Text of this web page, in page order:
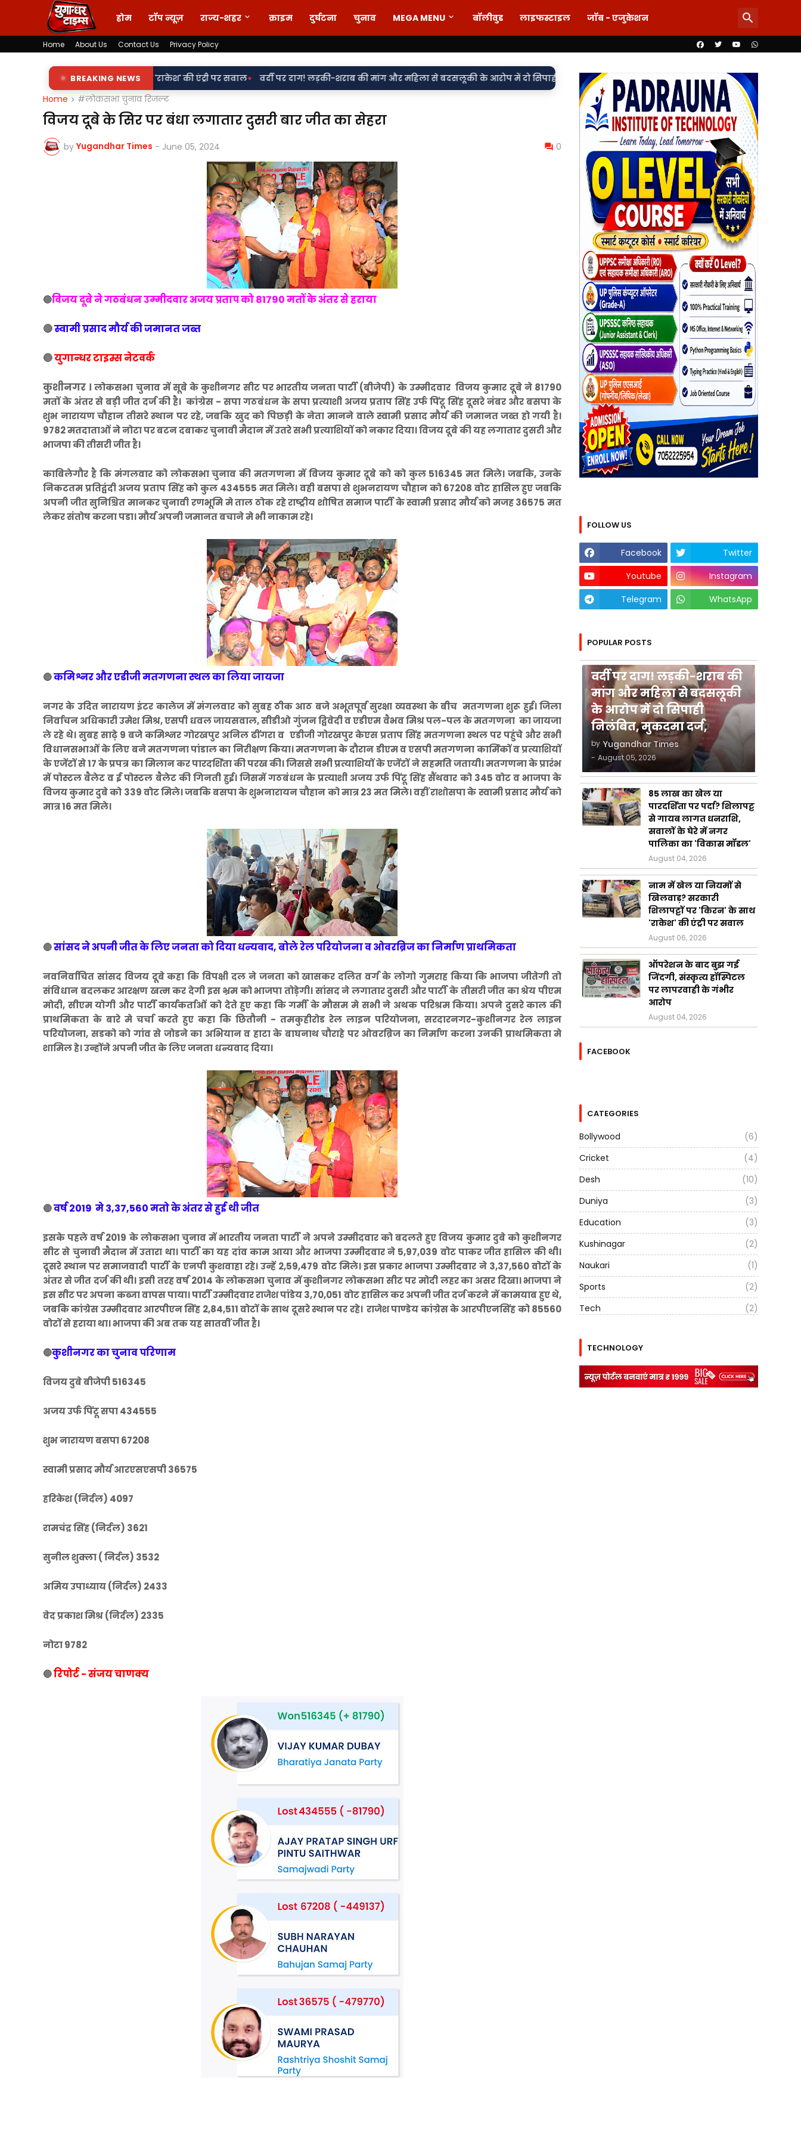
होम टॉप न्यूज़ राज्य-शहर क्राइम दुर्घटना चुनाव MEGA MENU बॉलीवुड लाइफस्टाइल जॉब - एजुकेशन
Home About Us Contact Us Privacy Policy
BREAKING NEWS
पर 'किरन' के साथ 'राकेश' की एंट्री पर सवाल• वर्दी पर दाग! लड़की-शराब की मांग और महिला से बदसलूकी के आरोप में दो सिपाही निलंबित, मुकदमा दर्ज, 85 लाख का खेल या पारदर्शिता पर पर्दा? शिलापट्ट से
Home #लोकसभा चुनाव रिजल्ट
विजय दूबे के सिर पर बंधा लगातार दुसरी बार जीत का सेहरा
by Yugandhar Times - June 05, 2024 0
🔵विजय दूबे ने गठबंधन उम्मीदवार अजय प्रताप को 81790 मतों के अंतर से हराया
🔴स्वामी प्रसाद मौर्य की जमानत जब्त
🔵युगान्धर टाइम्स नेटवर्क
कुशीनगर ।लोकसभा चुनाव में सूबे के कुशीनगर सीट पर भारतीय जनता पार्टी (बीजेपी) के उम्मीदवार विजय कुमार दूबे ने 81790
मतों के अंतर से बड़ी जीत दर्ज की है। कांग्रेस - सपा गठबंधन के सपा प्रत्याशी अजय प्रताप सिंह उर्फ पिंटू सिंह दूसरे नंबर और बसपा के
शुभ नारायण चौहान तीसरे स्थान पर रहे, जबकि खुद को पिछड़ी के नेता मानने वाले स्वामी प्रसाद मौर्य की जमानत जब्त हो गयी है।
9782 मतदाताओं ने नोटा पर बटन दबाकर चुनावी मैदान में उतरे सभी प्रत्याशियों को नकार दिया।विजय दूबे की यह लगातार दुसरी और
भाजपा की तीसरी जीत है।
काबिलेगौर है कि मंगलवार को लोकसभा चुनाव की मतगणना में विजय कुमार दूबे को को कुल 516345 मत मिले। जबकि, उनके
निकटतम प्रतिद्वंदी अजय प्रताप सिंह को कुल 434555 मत मिले। वही बसपा से शुभनरायण चौहान को 67208 वोट हासिल हुए जबकि
अपनी जीत सुनिश्चित मानकर चुनावी रणभूमि मे ताल ठोक रहे राष्ट्रीय शोषित समाज पार्टी के स्वामी प्रसाद मौर्य को मजह 36575 मत
लेकर संतोष करना पडा। मौर्य अपनी जमानत बचाने मे भी नाकाम रहे।
🔴कमिश्नर और एडीजी मतगणना स्थल का लिया जायजा
नगर के उदित नारायण इंटर कालेज में मंगलवार को सुबह ठीक आठ बजे अभूतपूर्व सुरक्षा व्यवस्था के बीच मतगणना शुरू हुई। जिला
निर्वाचन अधिकारी उमेश मिश्र, एसपी धवल जायसवाल, सीडीओ गुंजन द्विवेदी व एडीएम वैभव मिश्र पल-पल के मतगणना का जायजा
ले रहे थे। सुबह साढ़े 9 बजे कमिश्नर गोरखपुर अनिल ढींगरा व एडीजी गोरखपुर केएस प्रताप सिंह मतगणना स्थल पर पहुंचे और सभी
विधानसभाओं के लिए बने मतगणना पांडाल का निरीक्षण किया। मतगणना के दौरान डीएम व एसपी मतगणना कार्मिकों व प्रत्याशियों
के एजेंटों से 17 के प्रपत्र का मिलान कर पारदर्शिता की परख की। जिससे सभी प्रत्याशियों के एजेंटों ने सहमति जतायी। मतगणना के प्रारंभ
में पोस्टल बैलेट व ई पोस्टल बैलेट की गिनती हुई। जिसमें गठबंधन के प्रत्याशी अजय उर्फ पिंटू सिंह सैंथवार को 345 वोट व भाजपा के
विजय कुमार दुबे को 339 वोट मिले। जबकि बसपा के शुभनारायन चौहान को मात्र 23 मत मिले। वहीं राशोसपा के स्वामी प्रसाद मौर्य को
मात्र 16 मत मिले।
🔴सांसद नेअपनी जीत के लिए जनता को दिया धन्यवाद, बोले रेल परियोजना व ओवरब्रिज का निर्माण प्राथमिकता
नवनिर्वाचित सांसद विजय दूबे कहा कि विपक्षी दल ने जनता को खासकर दलित वर्ग के लोगो गुमराह किया कि भाजपा जीतेगी तो
संविधान बदलकर आरक्षण खत्म कर देगी इस भ्रम को भाजपा तोड़ेगी। सांसद ने लगातार दुसरी और पार्टी के तीसरी जीत का श्रेय पीएम
मोदी, सीएम योगी और पार्टी कार्यकर्ताओं को देते हुए कहा कि गर्मी के मौसम मे सभी ने अथक परिश्रम किया। अपने दुसरे काल की
प्राथमिकता के बारे मे चर्चा करते हुए कहा कि छितौनी - तमकुहीरोड रेल लाइन परियोजना, सरदारनगर-कुशीनगर रेल लाइन
परियोजना, सडको को गांव से जोडने का अभियान व हाटा के बाघनाथ चौराहे पर ओवरब्रिज का निर्माण करना उनकी प्राथमिकता मे
शामिल हे। उन्होंने अपनी जीत के लिए जनता धन्यवाद दिया।
🔴वर्ष 2019 मे 3,37,560 मतो के अंतर से हुई थी जीत
इसके पहले वर्ष 2019 के लोकसभा चुनाव में भारतीय जनता पार्टी ने अपने उम्मीदवार को बदलते हुए विजय कुमार दुबे को कुशीनगर
सीट से चुनावी मैदान में उतारा था। पार्टी का यह दांव काम आया और भाजपा उम्मीदवार ने 5,97,039 वोट पाकर जीत हासिल की थी।
दूसरे स्थान पर समाजवादी पार्टी के एनपी कुशवाहा रहे। उन्हें 2,59,479 वोट मिले। इस प्रकार भाजपा उम्मीदवार ने 3,37,560 वोटों के
अंतर से जीत दर्ज की थी। इसी तरह वर्ष 2014 के लोकसभा चुनाव में कुशीनगर लोकसभा सीट पर मोदी लहर का असर दिखा। भाजपा ने
इस सीट पर अपना कब्जा वापस पाया। पार्टी उम्मीदवार राजेश पांडेय 3,70,051 वोट हासिल कर अपनी जीत दर्ज करने में कामयाब हुए थे,
जबकि कांग्रेस उम्मीदवार आरपीएन सिंह 2,84,511 वोटों के साथ दूसरे स्थान पर रहे। राजेश पाण्डेय कांग्रेस के आरपीएनसिंह को 85560
वोटों से हराया था। भाजपा की अब तक यह सातवीं जीत है।
🔴कुशीनगर का चुनाव परिणाम
विजय दुबे बीजेपी 516345
अजय उर्फ पिंटू सपा 434555
शुभ नारायण बसपा 67208
स्वामी प्रसाद मौर्य आरएसएसपी 36575
हरिकेश (निर्दल) 4097
रामचंद्र सिंह (निर्दल) 3621
सुनील शुक्ला ( निर्दल) 3532
अमिय उपाध्याय (निर्दल) 2433
वेद प्रकाश मिश्र (निर्दल) 2335
नोटा 9782
🔵रिपोर्ट - संजय चाणक्य
FOLLOW US
Facebook
Twitter
Youtube
Instagram
Telegram
WhatsApp
POPULAR POSTS
वर्दी पर दाग! लड़की-शराब की
मांग और महिला से बदसलूकी
के आरोप में दो सिपाही
निलंबित, मुकदमा दर्ज,
by Yugandhar Times
- August 05, 2026
85 लाख का खेल या
पारदर्शिता पर पर्दा? शिलापट्ट
से गायब लागत धनराशि,
सवालों के घेरे में नगर
पालिका का 'विकास मॉडल'
August 04, 2026
नाम में खेल या नियमों से
खिलवाड़? सरकारी
शिलापट्टों पर 'किरन' के साथ
'राकेश' की एंट्री पर सवाल
August 06, 2026
ऑपरेशन के बाद बुझ गई
जिंदगी, संस्कृत्य हॉस्पिटल
पर लापरवाही के गंभीर
आरोप
August 04, 2026
FACEBOOK
CATEGORIES
Bollywood
(6)
Cricket
(4)
Desh
(10)
Duniya
(3)
Education
(3)
Kushinagar
(2)
Naukari
(1)
Sports
(2)
Tech
(2)
TECHNOLOGY